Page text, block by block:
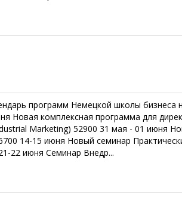
программ Немецкой школы бизнеса
Новая комплексная программа для
Marketing) 52900 31 мая - 01 июня
14-15 июня Новый семинар
22 июня Семинар Внедр...